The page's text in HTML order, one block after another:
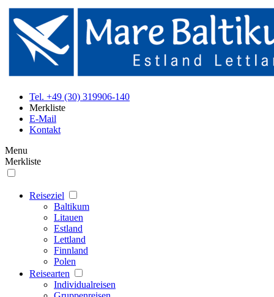
Tel. +49 (30) 319906-140
Merkliste
E-Mail
Kontakt
Menu
Merkliste
Reiseziel
Baltikum
Litauen
Estland
Lettland
Finnland
Polen
Reisearten
Individualreisen